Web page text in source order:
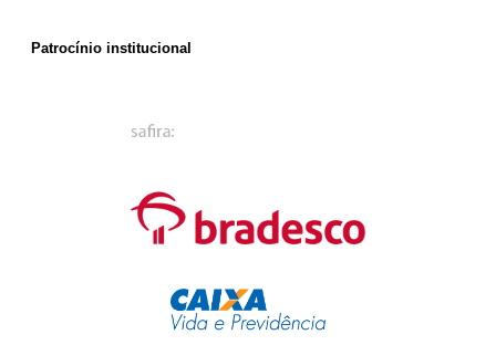
Patrocínio institucional